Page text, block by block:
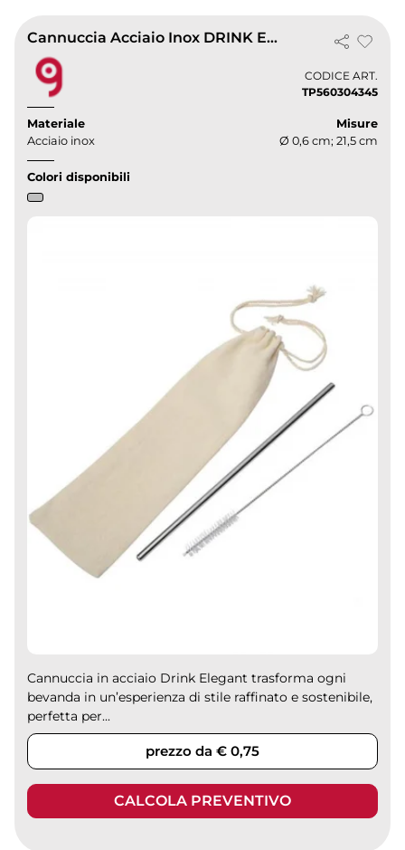
Cannuccia Acciaio Inox DRINK ELEGANT con Scovolino & Sacchetto
CODICE ART.
TP560304345
Materiale
Acciaio inox
Misure
Ø 0,6 cm; 21,5 cm
Colori disponibili
Cannuccia in acciaio Drink Elegant trasforma ogni
bevanda in un’esperienza di stile raffinato e sostenibile,
perfetta per...
prezzo da € 0,75
CALCOLA PREVENTIVO